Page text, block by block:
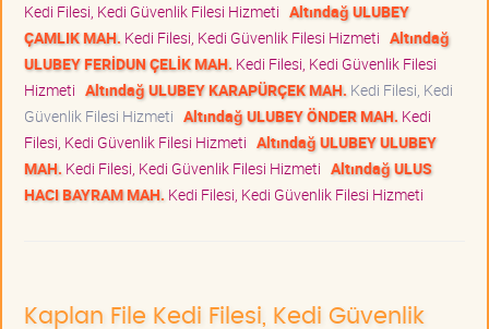
Kedi Filesi, Kedi Güvenlik Filesi Hizmeti Altındağ ULUBEY
ÇAMLIK MAH. Kedi Filesi, Kedi Güvenlik Filesi Hizmeti Altındağ
ULUBEY FERİDUN ÇELİK MAH. Kedi Filesi, Kedi Güvenlik Filesi
Hizmeti Altındağ ULUBEY KARAPÜRÇEK MAH. Kedi Filesi, Kedi
Güvenlik Filesi Hizmeti Altındağ ULUBEY ÖNDER MAH. Kedi
Filesi, Kedi Güvenlik Filesi Hizmeti Altındağ ULUBEY ULUBEY
MAH. Kedi Filesi, Kedi Güvenlik Filesi Hizmeti Altındağ ULUS
HACI BAYRAM MAH. Kedi Filesi, Kedi Güvenlik Filesi Hizmeti
Kaplan File Kedi Filesi, Kedi Güvenlik